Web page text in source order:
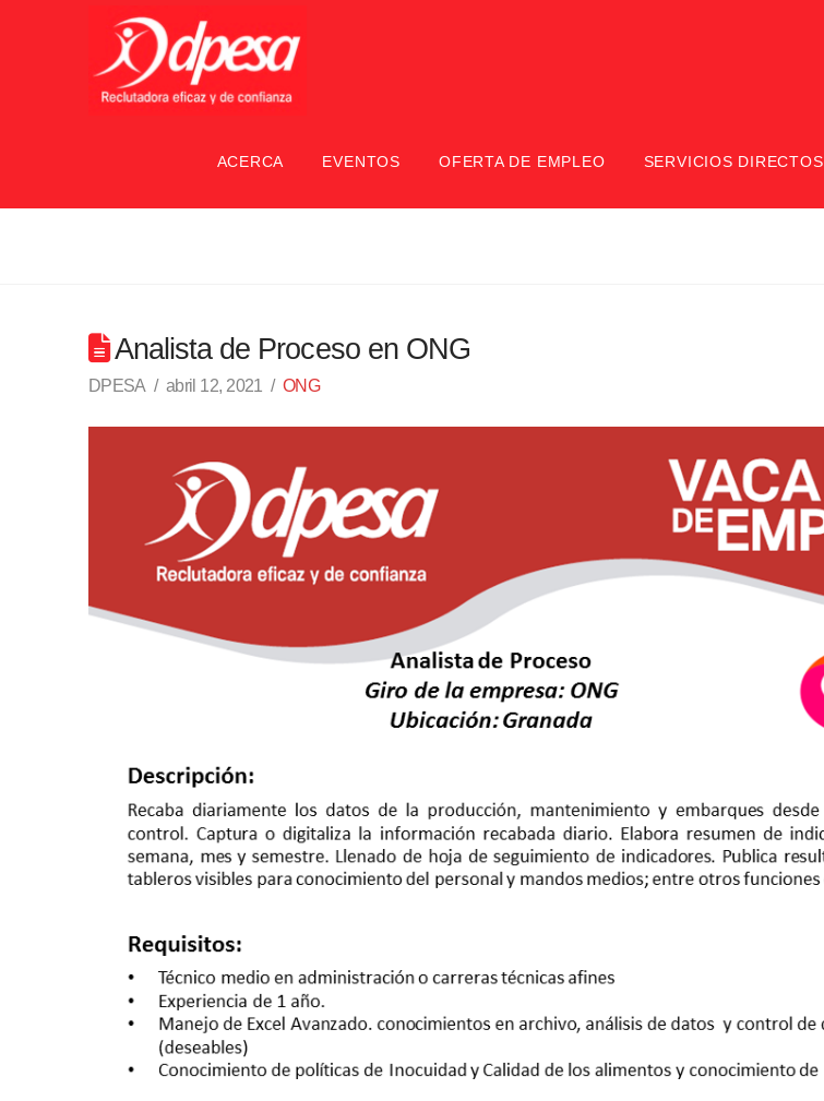
ACERCA EVENTOS OFERTA DE EMPLEO SERVICIOS DIRECTOS
Analista de Proceso en ONG
DPESA abril 12, 2021 ONG